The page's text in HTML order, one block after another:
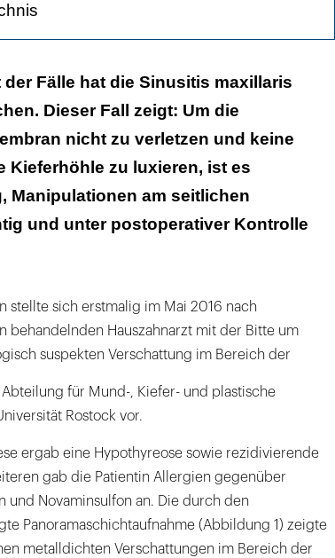
der Fälle hat die Sinusitis maxillaris
Dieser Fall zeigt: Um die
nicht zu verletzen und keine
Kieferhöhle zu luxieren, ist es
Manipulationen am seitlichen
und unter postoperativer Kontrolle
stellte sich erstmalig im Mai 2016 nach
behandelnden Hauszahnarzt mit der Bitte um
suspekten Verschattung im Bereich der
für Mund-, Kiefer- und plastische
Rostock vor.
ergab eine Hypothyreose sowie rezidivierende
gab die Patientin Allergien gegenüber
und Novaminsulfon an. Die durch den
Panoramaschichtaufnahme (Abbildung 1) zeigte
metalldichten Verschattungen im Bereich der